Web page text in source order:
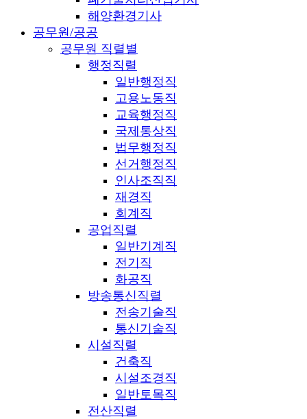
해양환경기사
공무원/공공
공무원 직렬별
행정직렬
일반행정직
고용노동직
교육행정직
국제통상직
법무행정직
선거행정직
인사조직직
재경직
회계직
공업직렬
일반기계직
전기직
화공직
방송통신직렬
전송기술직
통신기술직
시설직렬
건축직
시설조경직
일반토목직
전산직렬